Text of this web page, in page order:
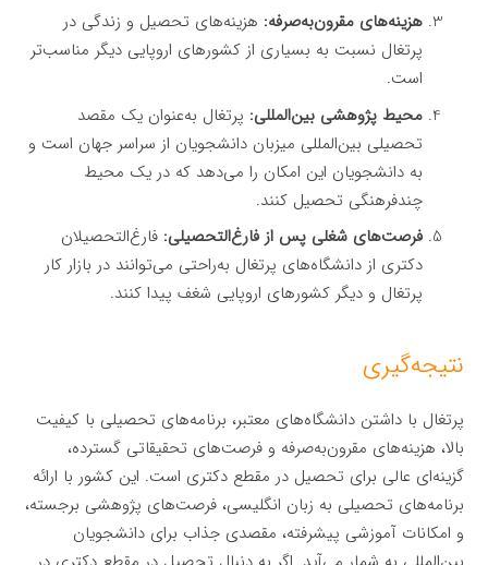
هزینه‌های مقرون‌به‌صرفه: هزینه‌های تحصیل و زندگی در
پرتغال نسبت به بسیاری از کشورهای اروپایی دیگر مناسب‌تر
است.
محیط پژوهشی بین‌المللی: پرتغال به‌عنوان یک مقصد
تحصیلی بین‌المللی میزبان دانشجویان از سراسر جهان است و
به دانشجویان این امکان را می‌دهد که در یک محیط
چندفرهنگی تحصیل کنند.
فرصت‌های شغلی پس از فارغ‌التحصیلی: فارغ‌التحصیلان
دکتری از دانشگاه‌های پرتغال به‌راحتی می‌توانند در بازار کار
پرتغال و دیگر کشورهای اروپایی شغف پیدا کنند.
نتیجه‌گیری
پرتغال با داشتن دانشگاه‌های معتبر، برنامه‌های تحصیلی با کیفیت
بالا، هزینه‌های مقرون‌به‌صرفه و فرصت‌های تحقیقاتی گسترده،
گزینه‌ای عالی برای تحصیل در مقطع دکتری است. این کشور با ارائه
برنامه‌های تحصیلی به زبان انگلیسی، فرصت‌های پژوهشی برجسته،
و امکانات آموزشی پیشرفته، مقصدی جذاب برای دانشجویان